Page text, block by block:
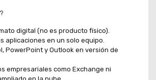
digital (no es producto físico).
aplicaciones en un solo equipo.
PowerPoint y Outlook en versión de
empresariales como Exchange ni